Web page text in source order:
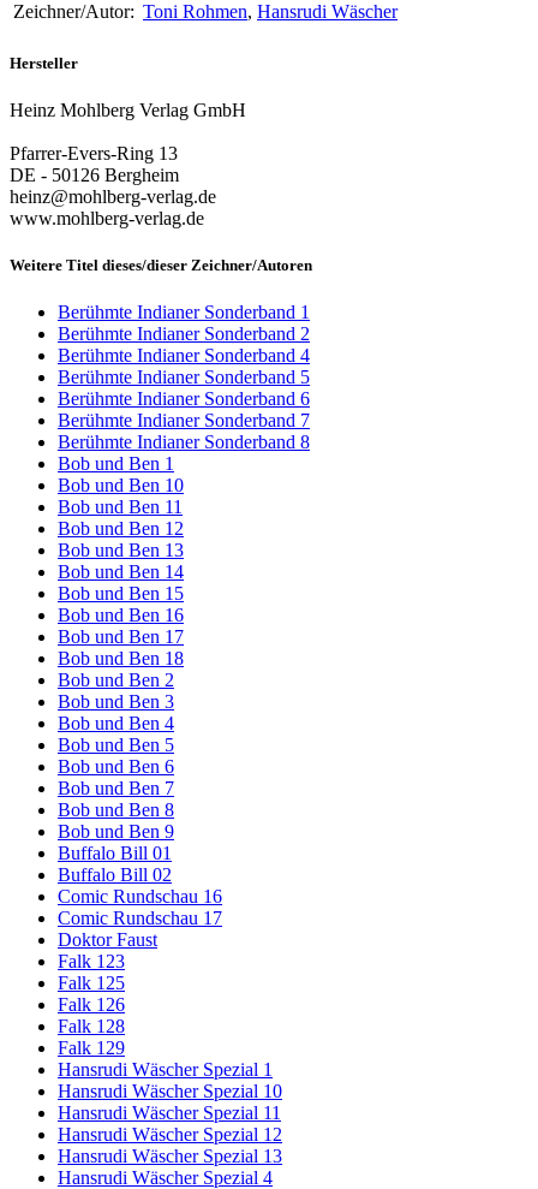
Zeichner/Autor: Toni Rohmen, Hansrudi Wäscher
Hersteller
Heinz Mohlberg Verlag GmbH
Pfarrer-Evers-Ring 13
DE - 50126 Bergheim
heinz@mohlberg-verlag.de
www.mohlberg-verlag.de
Weitere Titel dieses/dieser Zeichner/Autoren
Berühmte Indianer Sonderband 1
Berühmte Indianer Sonderband 2
Berühmte Indianer Sonderband 4
Berühmte Indianer Sonderband 5
Berühmte Indianer Sonderband 6
Berühmte Indianer Sonderband 7
Berühmte Indianer Sonderband 8
Bob und Ben 1
Bob und Ben 10
Bob und Ben 11
Bob und Ben 12
Bob und Ben 13
Bob und Ben 14
Bob und Ben 15
Bob und Ben 16
Bob und Ben 17
Bob und Ben 18
Bob und Ben 2
Bob und Ben 3
Bob und Ben 4
Bob und Ben 5
Bob und Ben 6
Bob und Ben 7
Bob und Ben 8
Bob und Ben 9
Buffalo Bill 01
Buffalo Bill 02
Comic Rundschau 16
Comic Rundschau 17
Doktor Faust
Falk 123
Falk 125
Falk 126
Falk 128
Falk 129
Hansrudi Wäscher Spezial 1
Hansrudi Wäscher Spezial 10
Hansrudi Wäscher Spezial 11
Hansrudi Wäscher Spezial 12
Hansrudi Wäscher Spezial 13
Hansrudi Wäscher Spezial 4